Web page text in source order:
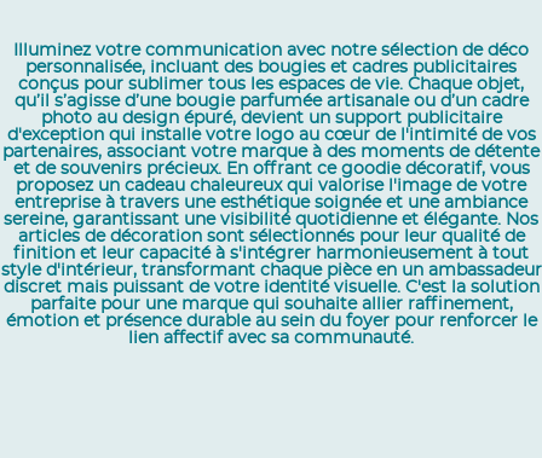
Illuminez votre communication avec notre sélection de déco
personnalisée, incluant des bougies et cadres publicitaires
conçus pour sublimer tous les espaces de vie. Chaque objet,
qu’il s’agisse d’une bougie parfumée artisanale ou d’un cadre
photo au design épuré, devient un support publicitaire
d'exception qui installe votre logo au cœur de l'intimité de vos
partenaires, associant votre marque à des moments de détente
et de souvenirs précieux. En offrant ce goodie décoratif, vous
proposez un cadeau chaleureux qui valorise l'image de votre
entreprise à travers une esthétique soignée et une ambiance
sereine, garantissant une visibilité quotidienne et élégante. Nos
articles de décoration sont sélectionnés pour leur qualité de
finition et leur capacité à s'intégrer harmonieusement à tout
style d'intérieur, transformant chaque pièce en un ambassadeur
discret mais puissant de votre identité visuelle. C'est la solution
parfaite pour une marque qui souhaite allier raffinement,
émotion et présence durable au sein du foyer pour renforcer le
lien affectif avec sa communauté.